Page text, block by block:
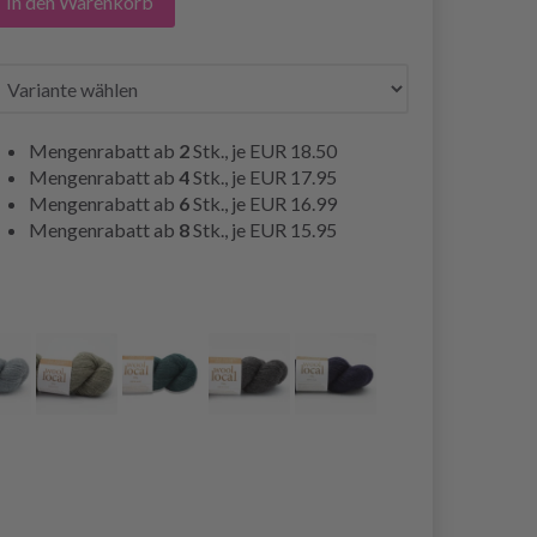
Mengenrabatt ab 2Stk., je EUR 18.50
Mengenrabatt ab4Stk., je EUR 17.95
Mengenrabatt ab 6Stk., je EUR 16.99
Mengenrabatt ab 8Stk., je EUR 15.95